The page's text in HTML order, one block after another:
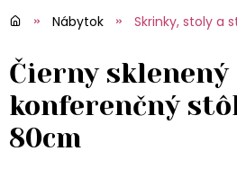
Nábytok Skrinky, stoly a
Čierny sklenený
konferenčný stôl
80cm